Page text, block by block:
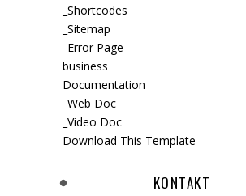
_Shortcodes
_Sitemap
_Error Page
business
Documentation
_Web Doc
_Video Doc
Download This Template
KONTAKT